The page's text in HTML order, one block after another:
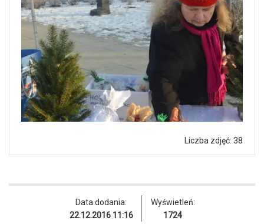
Liczba zdjęć: 38
Data dodania:
22.12.2016 11:16
Wyświetleń:
1724